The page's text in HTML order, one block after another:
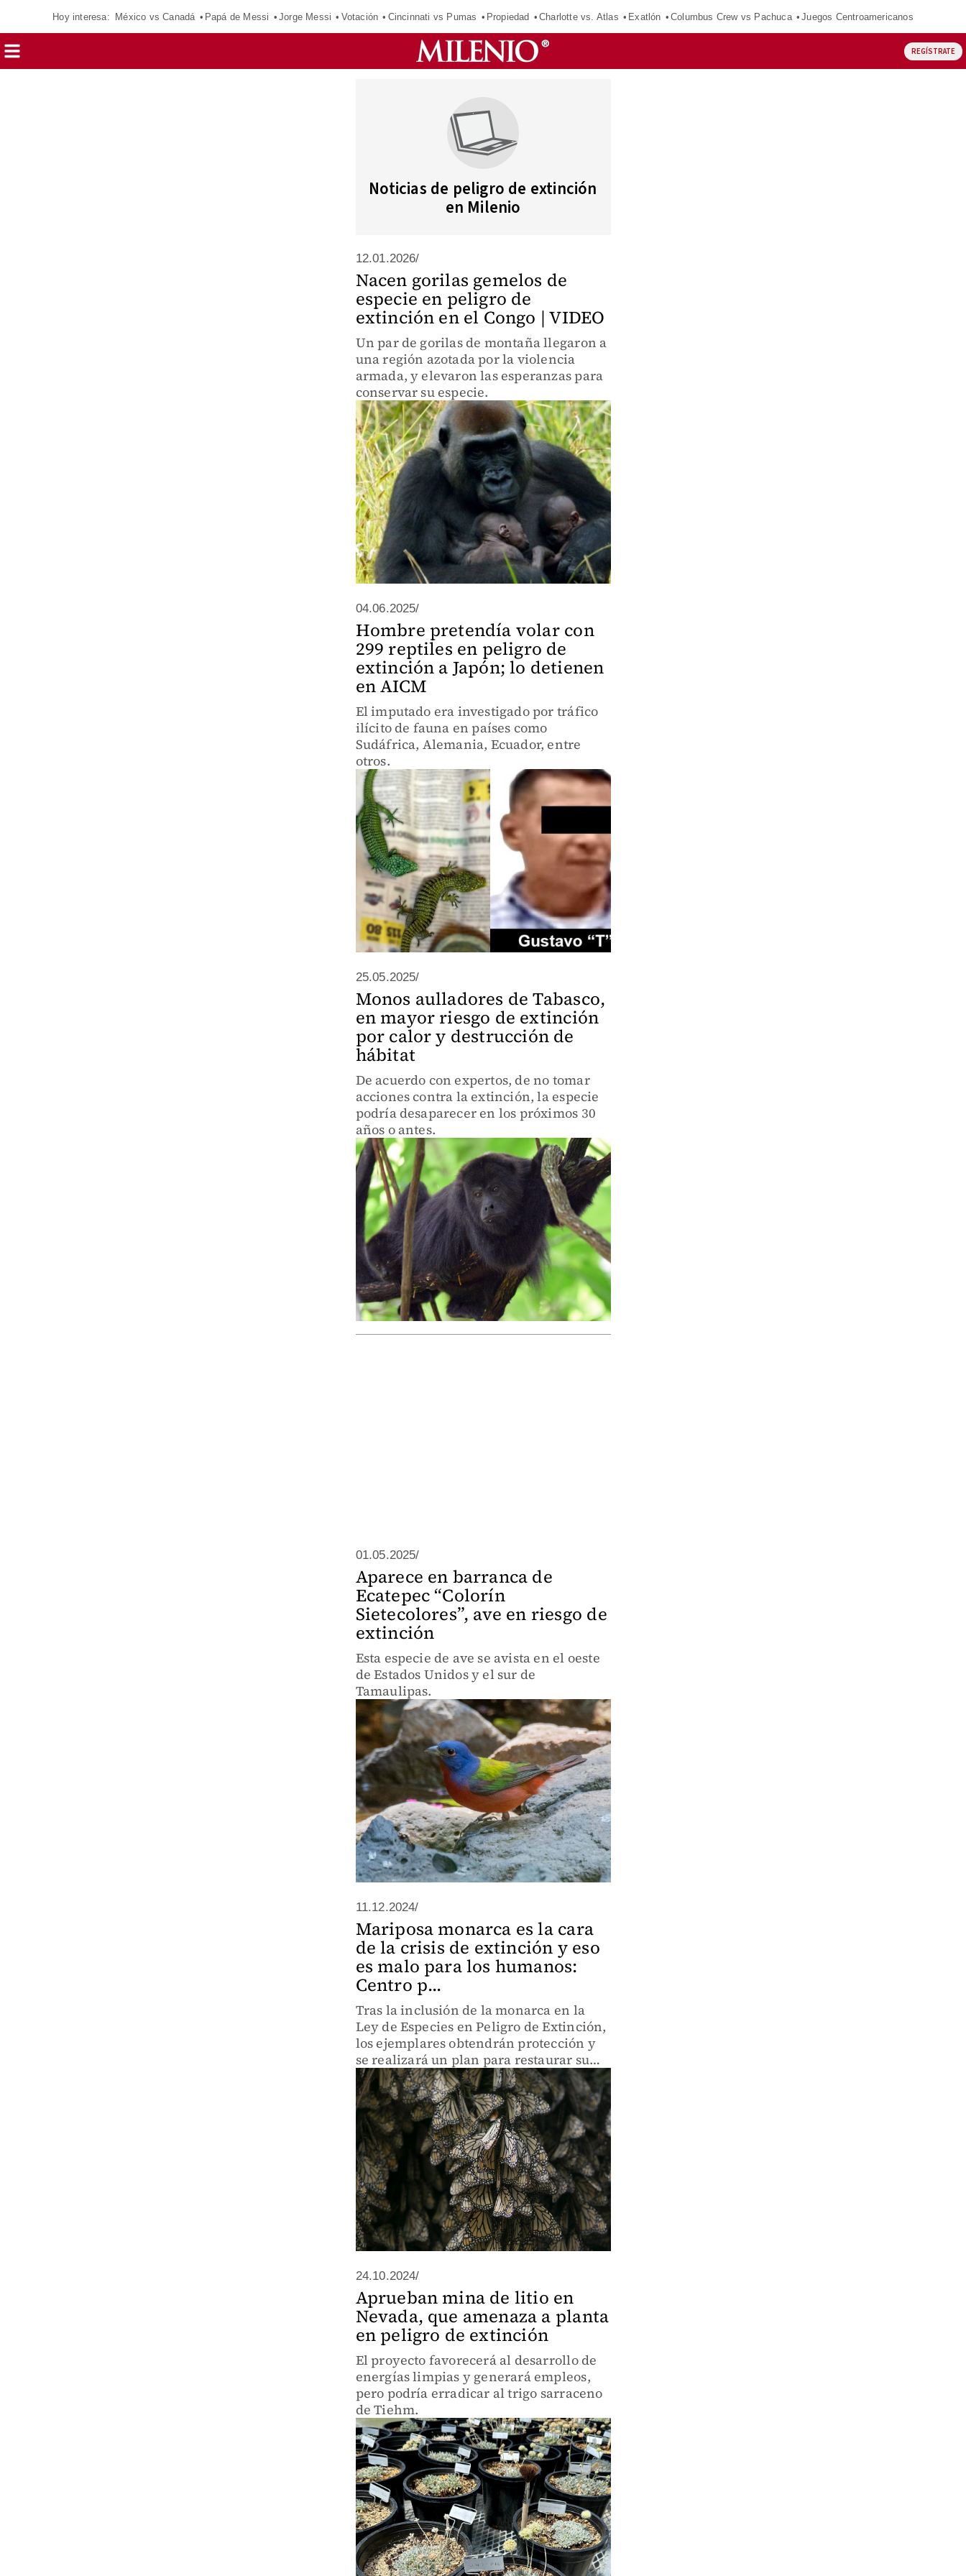
Hoy interesa: México vs Canadá Papá de Messi Jorge Messi Votación Cincinnati vs Pumas Propiedad Charlotte vs. Atlas Exatlón Columbus Crew vs Pachuca Juegos Centroamericanos
REGÍSTRATE
Noticias de peligro de extinción
en Milenio
12.01.2026/
Nacen gorilas gemelos de
especie en peligro de
extinción en el Congo | VIDEO
Un par de gorilas de montaña llegaron a
una región azotada por la violencia
armada, y elevaron las esperanzas para
conservar su especie.
04.06.2025/
Hombre pretendía volar con
299 reptiles en peligro de
extinción a Japón; lo detienen
en AICM
El imputado era investigado por tráfico
ilícito de fauna en países como
Sudáfrica, Alemania, Ecuador, entre
otros.
25.05.2025/
Monos aulladores de Tabasco,
en mayor riesgo de extinción
por calor y destrucción de
hábitat
De acuerdo con expertos, de no tomar
acciones contra la extinción, la especie
podría desaparecer en los próximos 30
años o antes.
01.05.2025/
Aparece en barranca de
Ecatepec “Colorín
Sietecolores”, ave en riesgo de
extinción
Esta especie de ave se avista en el oeste
de Estados Unidos y el sur de
Tamaulipas.
11.12.2024/
Mariposa monarca es la cara
de la crisis de extinción y eso
es malo para los humanos:
Centro p...
Tras la inclusión de la monarca en la
Ley de Especies en Peligro de Extinción,
los ejemplares obtendrán protección y
se realizará un plan para restaurar su
hábitat.
24.10.2024/
Aprueban mina de litio en
Nevada, que amenaza a planta
en peligro de extinción
El proyecto favorecerá al desarrollo de
energías limpias y generará empleos,
pero podría erradicar al trigo sarraceno
de Tiehm.